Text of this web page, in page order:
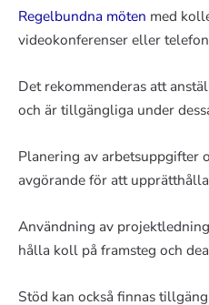
Regelbundna möten med
videokonferenser eller
Det rekommenderas att
och är tillgängliga under
Planering av arbetsuppgifter
avgörande för att
Användning av
hålla koll på framsteg och
Stöd kan också finnas